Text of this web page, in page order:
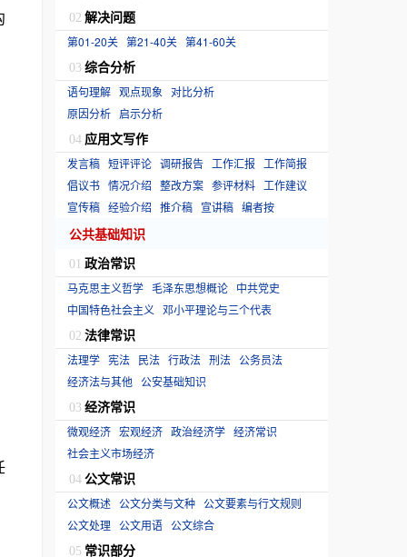
02 解决问题
第01-20关 第21-40关 第41-60关
03 综合分析
语句理解 观点现象 对比分析
原因分析 启示分析
04 应用文写作
发言稿 短评评论 调研报告 工作汇报
工作简报
倡议书 情况介绍 整改方案 参评材料 工作建议
宣传稿 经验介绍 推介稿 宣讲稿 编者按
公共基础知识
01 政治常识
马克思主义哲学 毛泽东思想概论 中共党史
中国特色社会主义 邓小平理论与三个代表
02 法律常识
法理学 宪法 民法 行政法 刑法 公务员法
经济法与其他 公安基础知识
03 经济常识
微观经济 宏观经济 政治经济学 经济常识
社会主义市场经济
04 公文常识
公文概述 公文分类与文种 公文要素与行文规则
公文处理 公文用语 公文综合
05 常识部分